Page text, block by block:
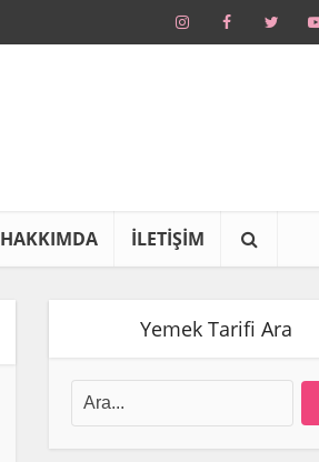
HAKKIMDA İLETİŞİM
Yemek Tarifi Ara